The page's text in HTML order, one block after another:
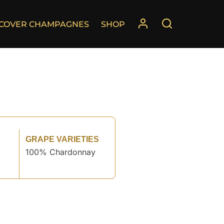
CHAMPAGNES SHOP
GRAPE VARIETIES
100% Chardonnay